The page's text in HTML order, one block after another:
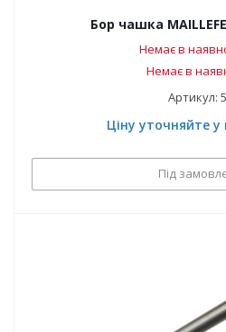
Бор чашка
Немає в
Немає в
Артикул:
Ціну уточняйте
Під